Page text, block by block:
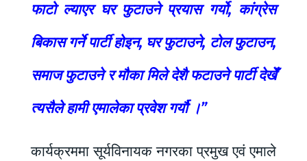
फाटो ल्याएर घर फुटाउने प्रयास गर्यो, कांग्रेस
बिकास गर्ने पार्टी होइन, घर फुटाउने, टोल फुटाउन,
समाज फुटाउने र मौका मिले देशै फटाउने पार्टी देखेँ
त्यसैले हामी एमालेका प्रवेश गर्यौ ।”
कार्यक्रममा सूर्यविनायक नगरका प्रमुख एवं एमाले